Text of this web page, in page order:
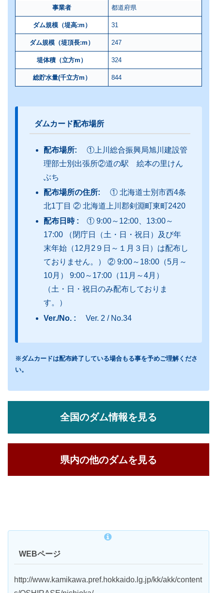
事業者 都道府県
ダム規模（堤高:m） 31
ダム規模（堤頂長:m） 247
堤体積（立方m） 324
総貯水量(千立方m） 844
ダムカード配布場所
配布場所:①上川総合振興局旭川建設管
理部士別出張所②道の駅 絵本の里けん
ぶち
配布場所の住所:① 北海道士別市西4条
北1丁目 ② 北海道上川郡剣淵町東町2420
配布日時 :① 9:00～12:00、13:00～
17:00 （閉庁日（土・日・祝日）及び年
末年始（12月2９日～１月３日）は配布し
ておりません。） ② 9:00～18:00（5月～
10月） 9:00～17:00（11月～4月）
（土・日・祝日のみ配布しておりま
す。）
Ver./No. :
Ver. 2 / No.34
※ダムカードは配布終了している場合もる事を予めご理解くださ
い。
全国のダム情報を見る
県内の他のダムを見る
WEBページ
http://www.kamikawa.pref.hokkaido.lg.jp/kk/akk/content